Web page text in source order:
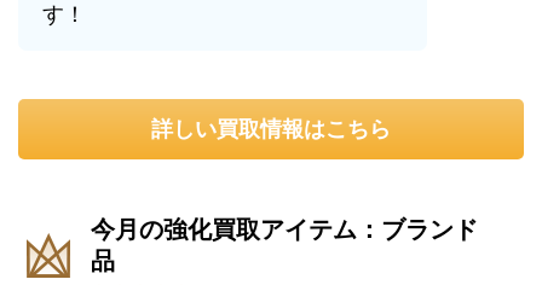
す！
詳しい買取情報はこちら
今月の強化買取アイテム：ブランド
品